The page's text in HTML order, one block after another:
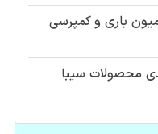
باری و کمپرسی
محصولات سیبا